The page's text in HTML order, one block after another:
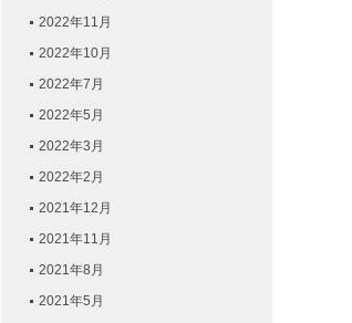
2022年11月
2022年10月
2022年7月
2022年5月
2022年3月
2022年2月
2021年12月
2021年11月
2021年8月
2021年5月